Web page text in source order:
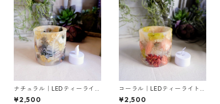
ナチュラル｜LEDティーライト
専用ボタニカルキャンドルホ
¥2,500
コーラル｜LEDティーライト専
用ボタニカルキャンドルホル
¥2,500